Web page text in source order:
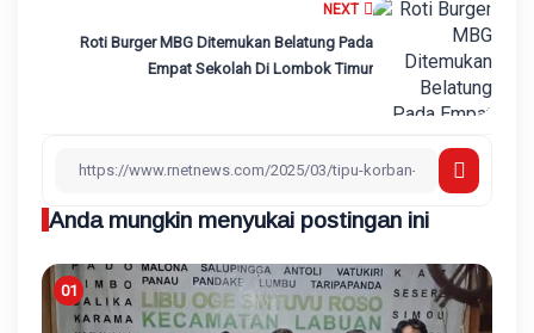
NEXT
Roti Burger MBG Ditemukan Belatung Pada
Empat Sekolah Di Lombok Timur
Anda mungkin menyukai postingan ini